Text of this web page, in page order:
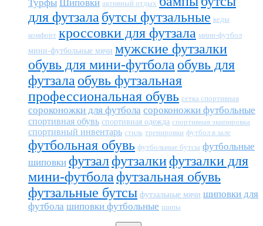
Турфы Шиповки активный отдых
для футзала бутсы футзальные кеды
комфорт кроссовки для футзала мини-футбол
мини-футбольные мячи мужские футзалки
обувь для мини-футбола обувь для
футзала обувь футзальная
профессиональная обувь сетка спортивная
сороконожки для футбола сороконожки футбольные
спортивная обувь спортивная одежда спортивная экипировка
спортивный инвентарь стиль тренировки футбол в зале
футбольная обувь футбольные бутсы футбольные
шиповки футзалфутзалкифутзалки для
мини-футбола футзальная обувь
футзальные бутсы футзальные мячи шиповки для
футбола шиповки футбольные шипы